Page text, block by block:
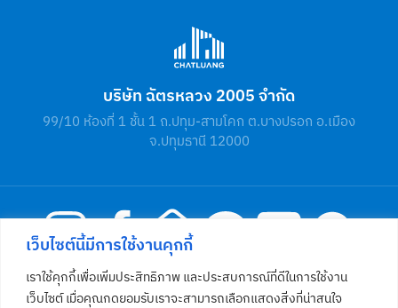
เว็บไซต์นี้มีการใช้งานคุกกี้
เราใช้คุกกี้เพื่อเพิ่มประสิทธิภาพ และประสบการณ์ที่ดีในการใช้งาน
เว็บไซต์ เมื่อคุณกดยอมรับเราจะสามารถเลือกแสดงสิ่งที่น่าสนใจ
บริษัท ฉัตรหลวง 2005 จำกัด
99/10 ห้องที่ 1 ชั้น 1 ถ.ปทุม-สามโคก ต.บางปรอก อ.เมือง
จ.ปทุมธานี 12000
โทร02 581 4812